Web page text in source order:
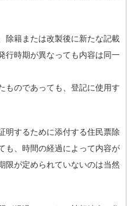
除籍または改製後に新たな記載
行時期が異なっても内容は同一
ものであっても、登記に使用す
明するために添付する住民票除
も、時間の経過によって内容が
限が定められていないのは当然